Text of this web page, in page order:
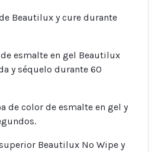
Beautilux y cure durante
esmalte en gel Beautilux
y séquelo durante 60
de color de esmalte en gel y
Beautilux No Wipe y